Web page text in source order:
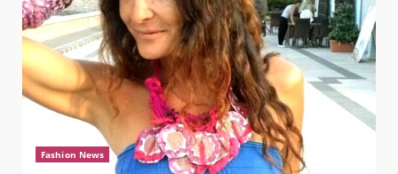
Fashion News